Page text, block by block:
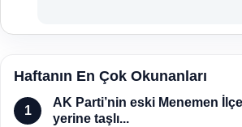
Haftanın En Çok Okunanları
1
AK Parti’nin eski Menemen
yerine taşlı...